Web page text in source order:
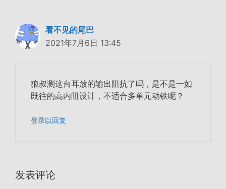
看不见的尾巴
2021年7月6日 13:45
狼叔测这台耳放的输出阻抗了吗，是不是一如
既往的高内阻设计，不适合多单元动铁呢？
登录以回复
发表评论